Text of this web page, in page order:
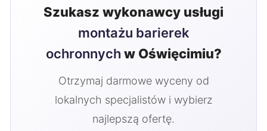
Szukasz wykonawcy usługi
montażu barierek
ochronnych w Oświęcimiu?
Otrzymaj darmowe wyceny od
lokalnych specjalistów i wybierz
najlepszą ofertę.